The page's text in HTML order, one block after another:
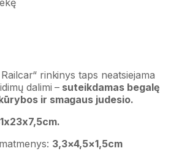
rinkinys taps neatsiejama
dalimi – suteikdamas begalę
ir smagaus judesio.
3,3×4,5×1,5cm